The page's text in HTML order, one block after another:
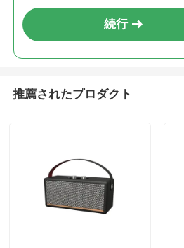
続行
推薦されたプロダクト